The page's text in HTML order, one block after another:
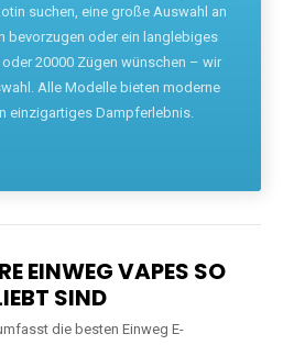
suchen, eine große Auswahl an
bevorzugen oder ein langlebiges
20000 Zügen wünschen – wir
Alle Modelle bieten moderne
einzigartiges Dampferlebnis.
EINWEG VAPES SO
SIND
die besten Einweg E-